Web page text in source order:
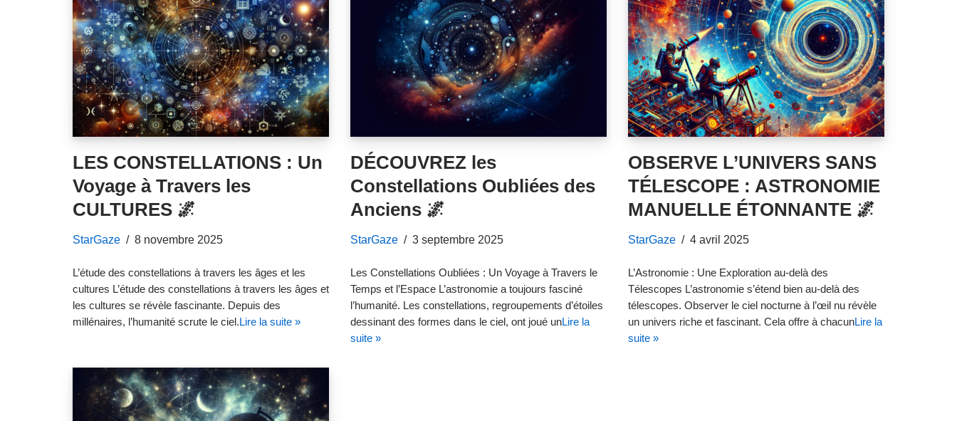
LES CONSTELLATIONS : Un
Voyage à Travers les
CULTURES 🌌
StarGaze 8 novembre 2025
L’étude des constellations à travers les âges et les
cultures L’étude des constellations à travers les âges et
les cultures se révèle fascinante. Depuis des
millénaires, l’humanité scrute le ciel.Lire la suite »
DÉCOUVREZ les
Constellations Oubliées des
Anciens 🌌
StarGaze 3 septembre 2025
Les Constellations Oubliées : Un Voyage à Travers le
Temps et l’Espace L’astronomie a toujours fasciné
l’humanité. Les constellations, regroupements d’étoiles
dessinant des formes dans le ciel, ont joué unLire la
suite »
OBSERVE L’UNIVERS SANS
TÉLESCOPE : ASTRONOMIE
MANUELLE ÉTONNANTE 🌌
StarGaze 4 avril 2025
L’Astronomie : Une Exploration au-delà des
Télescopes L’astronomie s’étend bien au-delà des
télescopes. Observer le ciel nocturne à l’œil nu révèle
un univers riche et fascinant. Cela offre à chacunLire la
suite »